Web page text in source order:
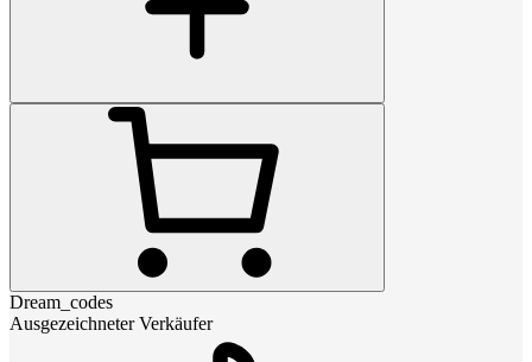
Dream_codes
Ausgezeichneter Verkäufer